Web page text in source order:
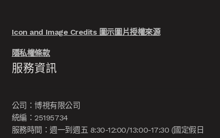
Icon and Image Credits 圖示圖片授權來源
隱私權條款
服務資訊
公司：博視有限公司
統編：25195734
服務時間：週一到週五 8:30-12:00/13:00-17:30 (國定假日